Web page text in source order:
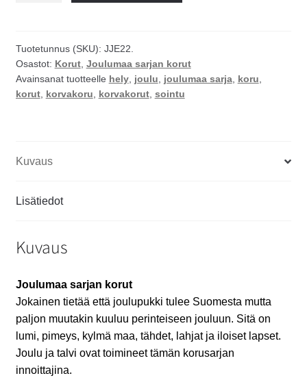
Tuotetunnus (SKU): JJE22.
Osastot: Korut, Joulumaa sarjan korut
Avainsanat tuotteelle hely, joulu, joulumaa sarja, koru,
korut, korvakoru, korvakorut, sointu
Kuvaus
Lisätiedot
Kuvaus
Joulumaa sarjan korut
Jokainen tietää että joulupukki tulee Suomesta mutta
paljon muutakin kuuluu perinteiseen jouluun. Sitä on
lumi, pimeys, kylmä maa, tähdet, lahjat ja iloiset lapset.
Joulu ja talvi ovat toimineet tämän korusarjan
innoittajina.